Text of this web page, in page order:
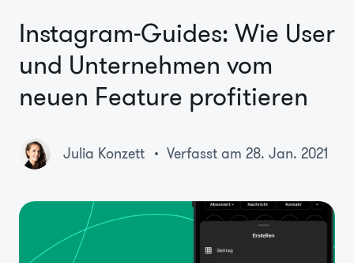
Referenzen
Branchen
Karriere
Über Uns
Instagram-Guides: Wie User
und Unternehmen vom
neuen Feature profitieren
Julia Konzett Verfasst am 28. Jan. 2021